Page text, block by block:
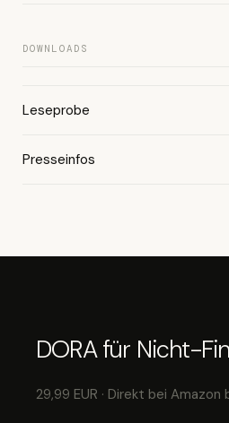
DOWNLOADS
Leseprobe
Presseinfos
DORA für Nicht-
29,99 EUR · Direkt bei Amazon